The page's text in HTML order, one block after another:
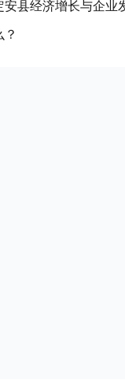
县经济增长与企业